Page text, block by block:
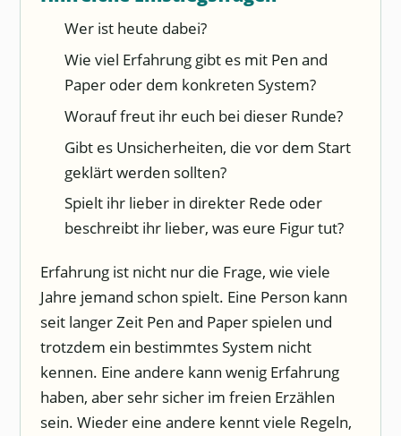
Wer ist heute dabei?
Wie viel Erfahrung gibt es mit Pen and
Paper oder dem konkreten System?
Worauf freut ihr euch bei dieser Runde?
Gibt es Unsicherheiten, die vor dem Start
geklärt werden sollten?
Spielt ihr lieber in direkter Rede oder
beschreibt ihr lieber, was eure Figur tut?
Erfahrung ist nicht nur die Frage, wie viele
Jahre jemand schon spielt. Eine Person kann
seit langer Zeit Pen and Paper spielen und
trotzdem ein bestimmtes System nicht
kennen. Eine andere kann wenig Erfahrung
haben, aber sehr sicher im freien Erzählen
sein. Wieder eine andere kennt viele Regeln,